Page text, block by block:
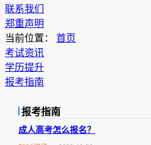
联系我们
郑重声明
当前位置：
首页
考试资讯
学历提升
报考指南
报考指南
成人高考怎么报名？